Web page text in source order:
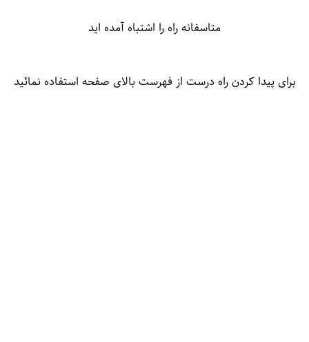
متاسفانه راه را اشتباه آمده اید
برای پیدا کردن راه درست از فهرست بالای صفحه استفاده نمائید